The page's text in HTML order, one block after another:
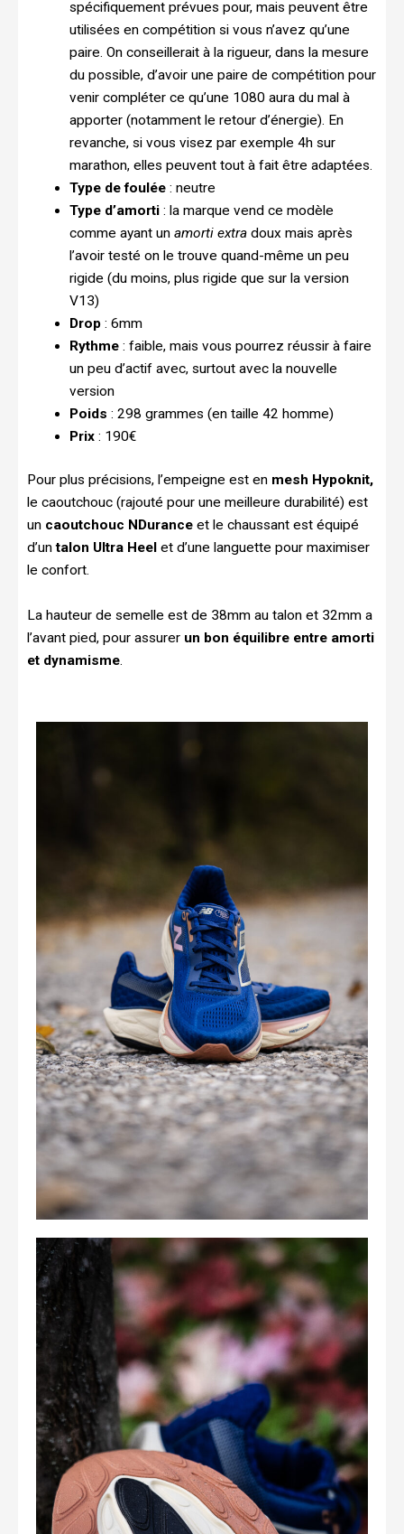
spécifiquement prévues pour, mais peuvent être
utilisées en compétition si vous n’avez qu’une
paire. On conseillerait à la rigueur, dans la mesure
du possible, d’avoir une paire de compétition pour
venir compléter ce qu’une 1080 aura du mal à
apporter (notamment le retour d’énergie). En
revanche, si vous visez par exemple 4h sur
marathon, elles peuvent tout à fait être adaptées.
Type de foulée: neutre
Type d’amorti : la marque vend ce modèle
comme ayant un amorti extra doux mais après
l’avoir testé on le trouve quand-même un peu
rigide (du moins, plus rigide que sur la version
V13)
Drop: 6mm
Rythme: faible, mais vous pourrez réussir à faire
un peu d’actif avec, surtout avec la nouvelle
version
Poids : 298 grammes (en taille 42 homme)
Prix: 190€
Pour plus précisions, l’empeigne est en mesh Hypoknit,
le caoutchouc (rajouté pour une meilleure durabilité) est
un caoutchouc NDurance et le chaussant est équipé
d’untalon Ultra Heel et d’une languette pour maximiser
le confort.
La hauteur de semelle est de 38mm au talon et 32mm a
l’avant pied, pour assurer un bon équilibre entre amorti
et dynamisme.